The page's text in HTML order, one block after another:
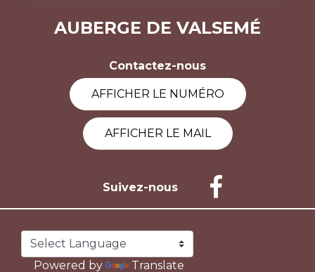
ACHAT EXPRESS
AUBERGE DE VALSEMÉ
Contactez-nous
AFFICHER LE NUMÉRO
AFFICHER LE MAIL
Suivez-nous
Powered by Translate